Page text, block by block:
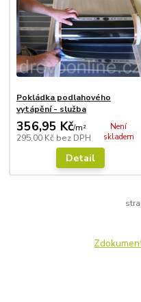
Pokládka podlahového
vytápění - služba
356,95 Kč/m²
295,00 Kč bez DPH
Není
skladem
Detail